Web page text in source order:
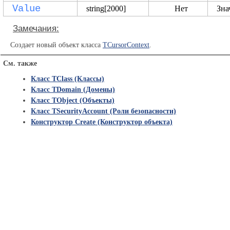
Value string[2000] Нет
Замечания:
Создает новый объект класса TCursorContext.
См. также
Класс TClass (Классы)
Класс TDomain (Домены)
Класс TObject (Объекты)
Класс TSecurityAccount (Роли безопасности)
Конструктор Create (Конструктор объекта)